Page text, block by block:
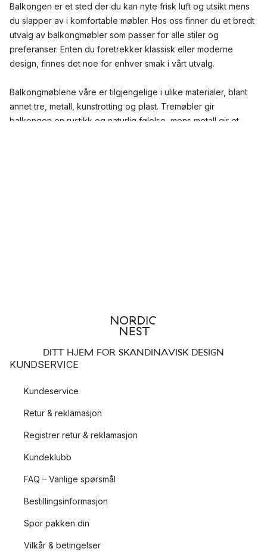
Balkongen er et sted der du kan nyte frisk luft og utsikt mens
du slapper av i komfortable møbler. Hos oss finner du et bredt
utvalg av balkongmøbler som passer for alle stiler og
preferanser. Enten du foretrekker klassisk eller moderne
design, finnes det noe for enhver smak i vårt utvalg.
Balkongmøblene våre er tilgjengelige i ulike materialer, blant
annet tre, metall, kunstrotting og plast. Tremøbler gir
balkongen en rustikk og naturlig følelse, mens metall gir et
kan fylle med favorittplantene dine.
Hvordan møblere en balkong?
Å innrede en balkong kan være en morsom og kreativ
riktige møblene. Start med å måle balkongens areal og velg
balkongbord og to balkongstoler være nok, mens en større
balkong kan romme en balkongsofa eller en
siden de må tåle alle værforhold. For å skape en koselig
atmosfære kan du legge til
ved å henge opp planter eller montere en hylle.
DITT HJEM FOR SKANDINAVISK DESIGN
KUNDSERVICE
Kundeservice
Retur & reklamasjon
Registrer retur & reklamasjon
Kundeklubb
FAQ – Vanlige spørsmål
Bestillingsinformasjon
Spor pakken din
Vilkår & betingelser